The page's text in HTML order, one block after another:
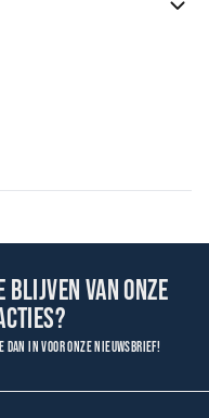
blijven van onze
dan in voor onze nieuwsbrief!